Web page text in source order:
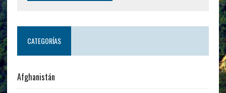
CATEGORÍAS
Afghanistán